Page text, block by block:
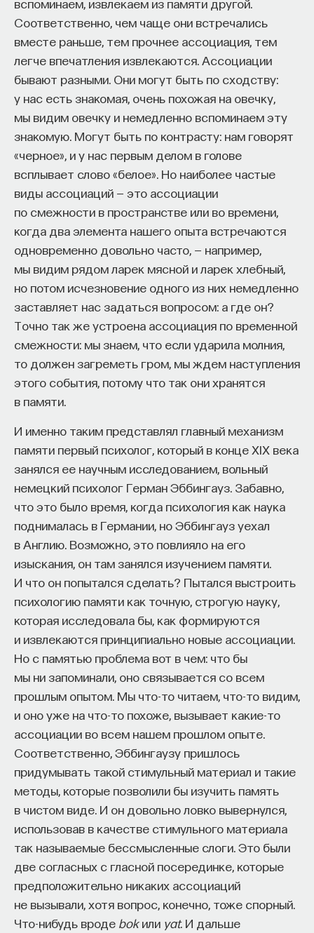
вспоминаем, извлекаем из памяти другой.
Соответственно, чем чаще они встречались
вместе раньше, тем прочнее ассоциация, тем
легче впечатления извлекаются. Ассоциации
бывают разными. Они могут быть по сходству:
у нас есть знакомая, очень похожая на овечку,
мы видим овечку и немедленно вспоминаем эту
знакомую. Могут быть по контрасту: нам говорят
«черное», и у нас первым делом в голове
всплывает слово «белое». Но наиболее частые
виды ассоциаций — это ассоциации
по смежности в пространстве или во времени,
когда два элемента нашего опыта встречаются
одновременно довольно часто, — например,
мы видим рядом ларек мясной и ларек хлебный,
но потом исчезновение одного из них немедленно
заставляет нас задаться вопросом: а где он?
Точно так же устроена ассоциация по временной
смежности: мы знаем, что если ударила молния,
то должен загреметь гром, мы ждем наступления
этого события, потому что так они хранятся
в памяти.
И именно таким представлял главный механизм
памяти первый психолог, который в конце XIX века
занялся ее научным исследованием, вольный
немецкий психолог Герман Эббингауз. Забавно,
что это было время, когда психология как наука
поднималась в Германии, но Эббингауз уехал
в Англию. Возможно, это повлияло на его
изыскания, он там занялся изучением памяти.
И что он попытался сделать? Пытался выстроить
психологию памяти как точную, строгую науку,
которая исследовала бы, как формируются
и извлекаются принципиально новые ассоциации.
Но с памятью проблема вот в чем: что бы
мы ни запоминали, оно связывается со всем
прошлым опытом. Мы что-то читаем, что-то видим,
и оно уже на что-то похоже, вызывает какие-то
ассоциации во всем нашем прошлом опыте.
Соответственно, Эббингаузу пришлось
придумывать такой стимульный материал и такие
методы, которые позволили бы изучить память
в чистом виде. И он довольно ловко вывернулся,
использовав в качестве стимульного материала
так называемые бессмысленные слоги. Это были
две согласных с гласной посерединке, которые
предположительно никаких ассоциаций
не вызывали, хотя вопрос, конечно, тоже спорный.
Что-нибудь вроде bokили yat. И дальше
поведение реализовано по принципу "все
или ничего", существуют либо одна, либо
несколько крупных нервных клеток,
активность которых является
запускающей — запускает форму
поведения. Например, у рыб есть две
симметричные гигантские маутнеровские
клетки, которые идут вдоль всей нервной
системы. И в ответ на любой резкий стимул
рыба не уплывает сразу, а сначала
смещается с траектории атаки хищника.
Модуляторных нейронов разных уровней
очень много. Они определяют фактически
все, что происходит в нервной системе.
А что еще важнее — то, что произойдет.
Такие клетки, принимающие решения,
очень хорошо описаны у животных
И гораздо хуже, конечно, описаны там, где
миллиарды нейронов. Тем не менее
известны целые классы клеток, которые
либо принимают решения, либо
разряжаются до того, как что-то
совершится.
3/21/2014
НАД МАТЕРИАЛОМ РАБОТАЛИ
доктор биологических наук, член-
корреспондент РАН, профессор, заведующий
обучения Института высшей нервной
деятельности и нейрофизиологии РАН,
директор ИВНДиНФ РАН
МОЗГ
394 публикации
МОЗГ НЕЙРОБИОЛОГИЯ НЕЙРОН